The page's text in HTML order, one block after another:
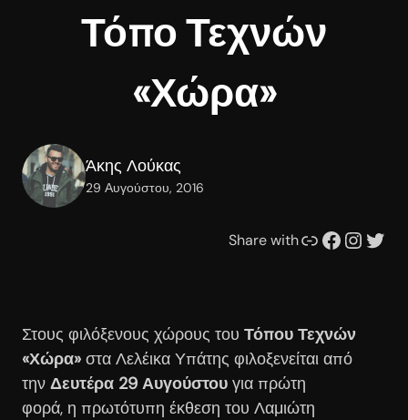
Τόπο Τεχνών
«Χώρα»
Άκης Λούκας
29 Αυγούστου, 2016
Share withΣυνδέσμου Facebook Instagram Twitter
Στους φιλόξενους χώρους του Τόπου Τεχνών
«Χώρα» στα Λελέικα Υπάτης φιλοξενείται από
την Δευτέρα 29 Αυγούστου για πρώτη
φορά, η πρωτότυπη έκθεση του Λαμιώτη